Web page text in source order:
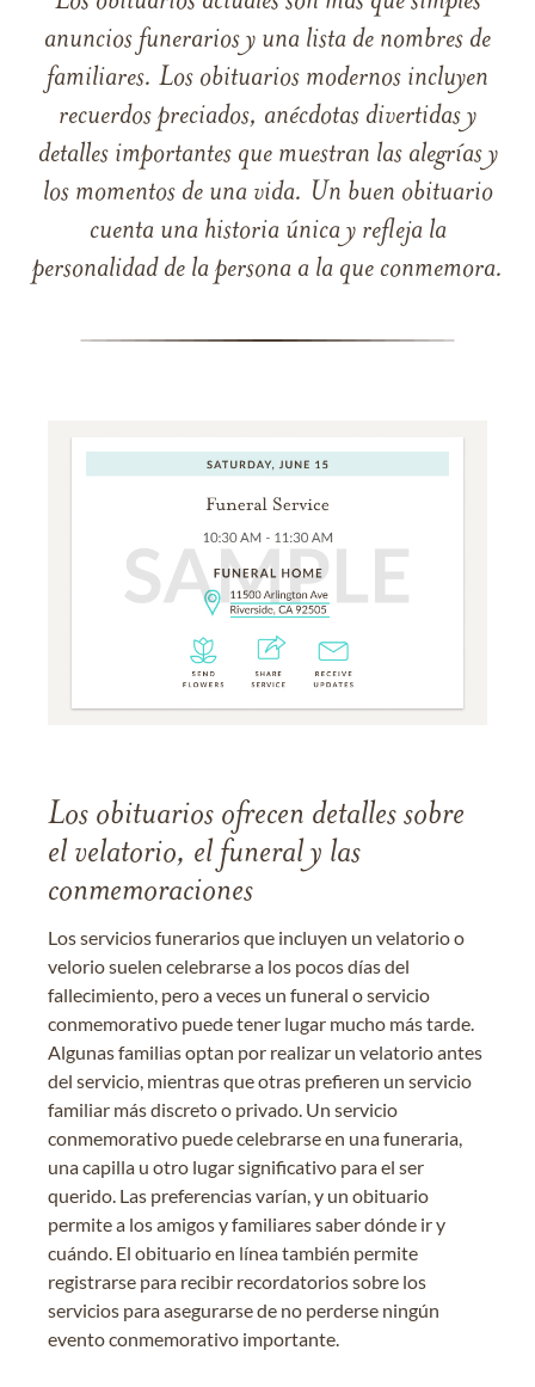
anuncios funerarios y una lista de nombres de
familiares. Los obituarios modernos incluyen
recuerdos preciados, anécdotas divertidas y
detalles importantes que muestran las alegrías y
los momentos de una vida. Un buen obituario
cuenta una historia única y refleja la
personalidad de la persona a la que conmemora.
Los obituarios ofrecen detalles sobre
el velatorio, el funeral y las
conmemoraciones
Los servicios funerarios que incluyen un velatorio o
velorio suelen celebrarse a los pocos días del
fallecimiento, pero a veces un funeral o servicio
conmemorativo puede tener lugar mucho más tarde.
Algunas familias optan por realizar un velatorio antes
del servicio, mientras que otras prefieren un servicio
familiar más discreto o privado. Un servicio
conmemorativo puede celebrarse en una funeraria,
una capilla u otro lugar significativo para el ser
querido. Las preferencias varían, y un obituario
permite a los amigos y familiares saber dónde ir y
cuándo. El obituario en línea también permite
registrarse para recibir recordatorios sobre los
servicios para asegurarse de no perderse ningún
evento conmemorativo importante.